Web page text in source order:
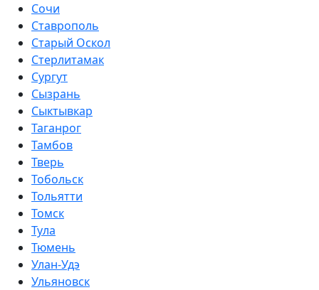
Сочи
Ставрополь
Старый Оскол
Стерлитамак
Сургут
Сызрань
Сыктывкар
Таганрог
Тамбов
Тверь
Тобольск
Тольятти
Томск
Тула
Тюмень
Улан-Удэ
Ульяновск